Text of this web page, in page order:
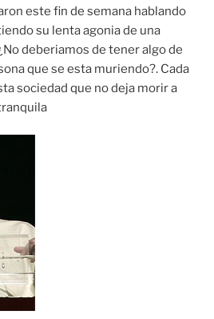
este fin de semana hablando
su lenta agonia de una
deberiamos de tener algo de
que se esta muriendo?. Cada
sociedad que no deja morir a